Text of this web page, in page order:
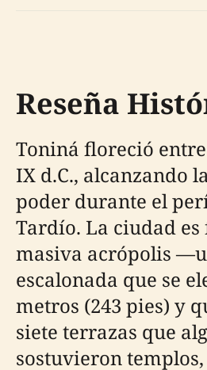
Reseña
Toniná floreció
IX d.C., alcanzando
poder durante el
Tardío. La ciudad
masiva acrópolis
escalonada que se
metros (243 pies) y
siete terrazas que
sostuvieron